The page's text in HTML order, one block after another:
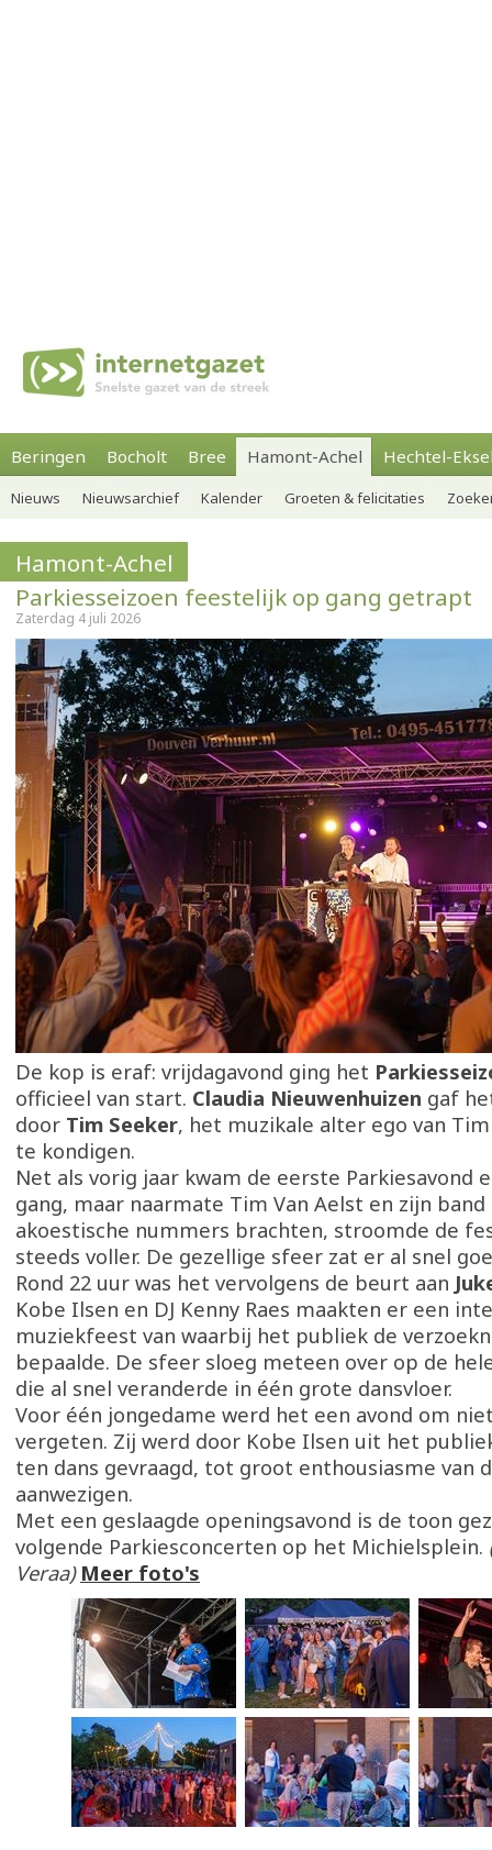
Beringen Bocholt Bree Hamont-Achel Hechtel-
Nieuws Nieuwsarchief Kalender Groeten & felicitaties
Hamont-Achel
Parkiesseizoen feestelijk op gang getrapt
Zaterdag 4 juli 2026
De kop is eraf: vrijdagavond ging het
officieel van start. Claudia Nieuwenhuizen gaf
door Tim Seeker, het muzikale alter ego van
te kondigen.
Net als vorig jaar kwam de eerste Parkiesavond
gang, maar naarmate Tim Van Aelst en zijn band
akoestische nummers brachten, stroomde de
steeds voller. De gezellige sfeer zat er al snel
Rond 22 uur was het vervolgens de beurt aan
Kobe Ilsen en DJ Kenny Raes maakten er een
muziekfeest van waarbij het publiek de
bepaalde. De sfeer sloeg meteen over op de
die al snel veranderde in één grote dansvloer.
Voor één jongedame werd het een avond om
vergeten. Zij werd door Kobe Ilsen uit het
ten dans gevraagd, tot groot enthousiasme van
aanwezigen.
Met een geslaagde openingsavond is de toon
volgende Parkiesconcerten op het Michielsplein.
Veraa) Meer foto's